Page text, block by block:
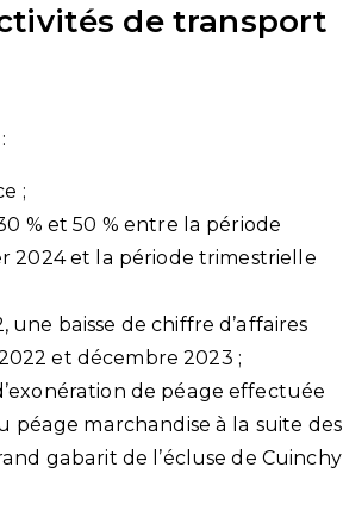
de transport
;
% et 50 % entre la période
2024 et la période trimestrielle
baisse de chiffre d’affaires
et décembre 2023 ;
de péage effectuée
péage marchandise à la suite des
gabarit de l’écluse de Cuinchy